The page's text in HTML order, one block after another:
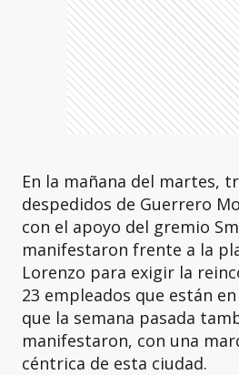
En la mañana del martes,
despedidos de Guerrero
con el apoyo del gremio
manifestaron frente a la
Lorenzo para exigir la
23 empleados que están
que la semana pasada
manifestaron, con una
céntrica de esta ciudad.